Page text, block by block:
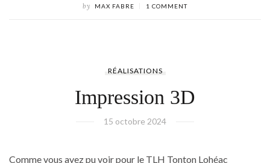
by MAX FABRE 1 COMMENT
RÉALISATIONS
Impression 3D
15 octobre 2024
Comme vous avez pu voir pour le TLH Tonton Lohéac